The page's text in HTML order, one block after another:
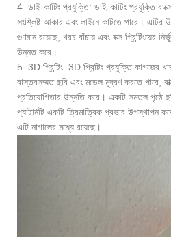
4. ডাই-কাটিং প্রযুক্তি: ডাই-কাটিং প্রযুক্তি
সংশ্লিষ্ট আকার এবং লাইনে কাটতে পারে। এটির
গুণমান রয়েছে, খরচ বাঁচায় এবং বক্স প্রিন্টিংয়ের
উন্নত করে।
5. 3D প্রিন্টিং: 3D প্রিন্টিং প্রযুক্তি কাগজের
বাস্তবসম্মত ছবি এবং মডেল মুদ্রণ করতে পারে,
প্রতিযোগিতার উন্নতি করে। একটি সমতল পৃষ্ঠে
প্যাটার্নটি একটি ত্রিমাত্রিক প্রভাব উপস্থাপন
এটি নাগালের মধ্যে রয়েছে।